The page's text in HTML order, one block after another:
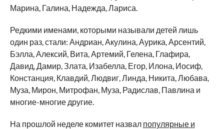
Марина, Галина, Надежда, Лариса.
Редкими именами, которыми называли детей лишь
один раз, стали: Андриан, Акулина, Аурика, Арсентий,
Бэлла, Алексий, Вита, Артемий, Гелена, Глафира,
Давид, Дамир, Злата, Изабелла, Егор, Илона, Иосиф,
Констанция, Клавдий, Людвиг, Линда, Никита, Любава,
Муза, Мирон, Митрофан, Муза, Радислав, Павлина и
многие-многие другие.
На прошлой неделе комитет назвал популярные и